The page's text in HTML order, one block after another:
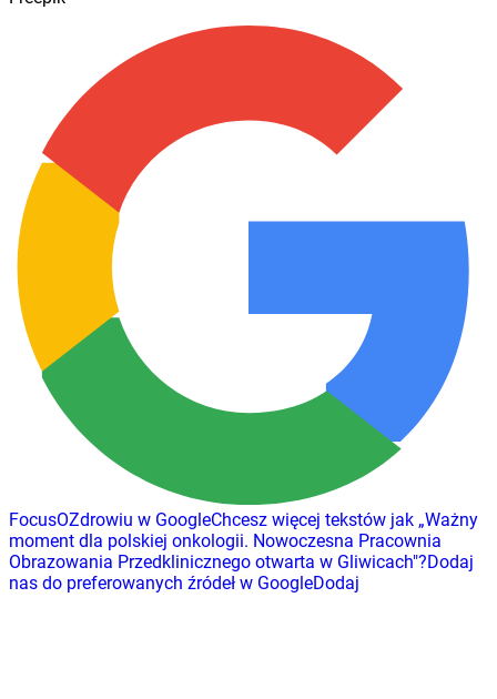
FocusOZdrowiu w GoogleChcesz więcej tekstów jak „Ważny
moment dla polskiej onkologii. Nowoczesna Pracownia
Obrazowania Przedklinicznego otwarta w Gliwicach"?Dodaj
nas do preferowanych źródeł w GoogleDodaj